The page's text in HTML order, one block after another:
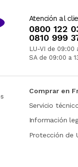
Atención al
0800 122
0810 999
LU-VI de 09:00
SA de 09:00 a
Comprar en
Servicio
Información
Protección de